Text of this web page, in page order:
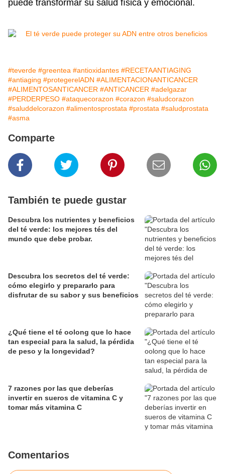
puede transformar su salud física y emocional.
#teverde #greentea #antioxidantes #RECETAANTIAGING
#antiaging #protegerelADN #ALIMENTACIONANTICANCER
#ALIMENTOSANTICANCER #ANTICANCER #adelgazar
#PERDERPESO #ataquecorazon #corazon #saludcorazon
#saluddelcorazon #alimentosprostata #prostata #saludprostata
#asma
Comparte
También te puede gustar
Descubra los nutrientes y beneficios
del té verde: los mejores tés del
mundo que debe probar.
Descubra los secretos del té verde:
cómo elegirlo y prepararlo para
disfrutar de su sabor y sus beneficios
¿Qué tiene el té oolong que lo hace
tan especial para la salud, la pérdida
de peso y la longevidad?
7 razones por las que deberías
invertir en sueros de vitamina C y
tomar más vitamina C
Comentarios